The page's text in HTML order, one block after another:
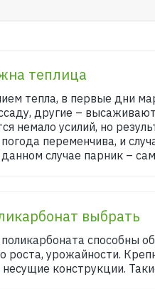
теплица
тепла, в первые дни
другие –
немало усилий, но
переменчива, и
случае парник –
выбрать
способны
роста, урожайности.
несущие конструкции.